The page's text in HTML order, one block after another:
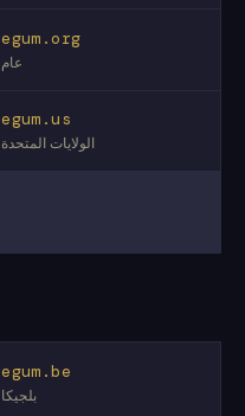
egum.org
عام
egum.us
الولايات المتحدة
egum.be
بلجيكا